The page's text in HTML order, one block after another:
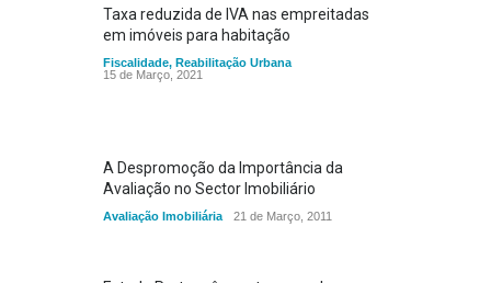
Taxa reduzida de IVA nas empreitadas
em imóveis para habitação
Fiscalidade, Reabilitação Urbana
15 de Março, 2021
A Despromoção da Importância da
Avaliação no Sector Imobiliário
Avaliação Imobiliária 21 de Março, 2011